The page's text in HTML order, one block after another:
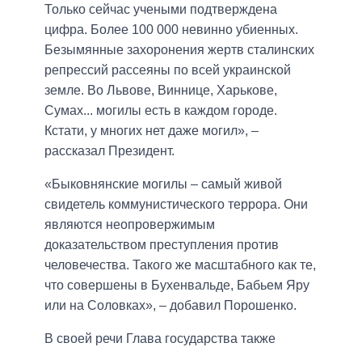
Только сейчас учеными подтверждена
цифра. Более 100 000 невинно убиенных.
Безымянные захоронения жертв сталинских
репрессий рассеяны по всей украинской
земле. Во Львове, Виннице, Харькове,
Сумах... могилы есть в каждом городе.
Кстати, у многих нет даже могил», –
рассказал Президент.
«Быковнянские могилы – самый живой
свидетель коммунистического террора. Они
являются неопровержимым
доказательством преступления против
человечества. Такого же масштабного как те,
что совершены в Бухенвальде, Бабьем Яру
или на Соловках», – добавил Порошенко.
В своей речи Глава государства также